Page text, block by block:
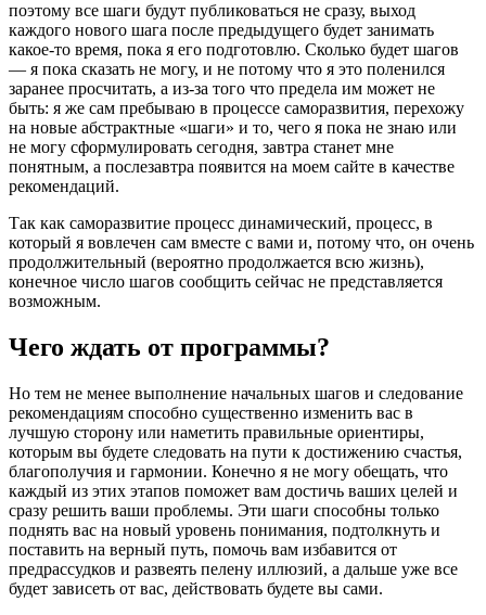
поэтому все шаги будут публиковаться не сразу, выход
каждого нового шага после предыдущего будет занимать
какое-то время, пока я его подготовлю. Сколько будет шагов
— я пока сказать не могу, и не потому что я это поленился
заранее просчитать, а из-за того что предела им может не
быть: я же сам пребываю в процессе саморазвития, перехожу
на новые абстрактные «шаги» и то, чего я пока не знаю или
не могу сформулировать сегодня, завтра станет мне
понятным, а послезавтра появится на моем сайте в качестве
рекомендаций.
Так как саморазвитие процесс динамический, процесс, в
который я вовлечен сам вместе с вами и, потому что, он очень
продолжительный (вероятно продолжается всю жизнь),
конечное число шагов сообщить сейчас не представляется
возможным.
Чего ждать от программы?
Но тем не менее выполнение начальных шагов и следование
рекомендациям способно существенно изменить вас в
лучшую сторону или наметить правильные ориентиры,
которым вы будете следовать на пути к достижению счастья,
благополучия и гармонии. Конечно я не могу обещать, что
каждый из этих этапов поможет вам достичь ваших целей и
сразу решить ваши проблемы. Эти шаги способны только
поднять вас на новый уровень понимания, подтолкнуть и
поставить на верный путь, помочь вам избавится от
предрассудков и развеять пелену иллюзий, а дальше уже все
будет зависеть от вас, действовать будете вы сами.